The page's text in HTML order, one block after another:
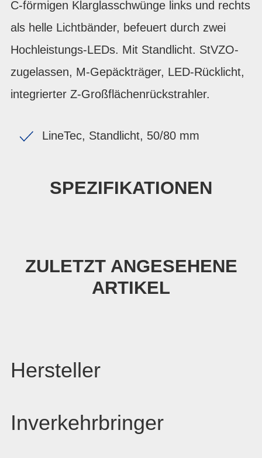
C-förmigen Klarglasschwünge links und rechts
als helle Lichtbänder, befeuert durch zwei
Hochleistungs-LEDs. Mit Standlicht. StVZO-
zugelassen, M-Gepäckträger, LED-Rücklicht,
integrierter Z-Großflächenrückstrahler.
LineTec, Standlicht, 50/80 mm
SPEZIFIKATIONEN
ZULETZT ANGESEHENE
ARTIKEL
Hersteller
Inverkehrbringer